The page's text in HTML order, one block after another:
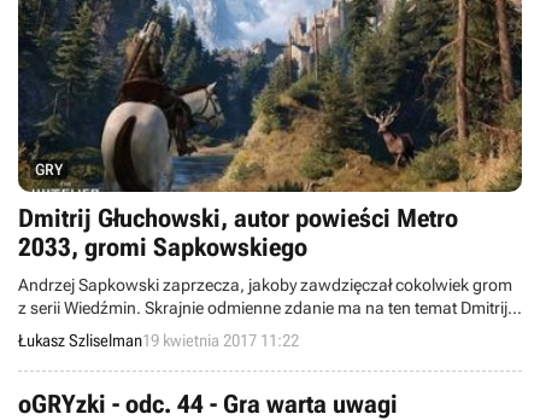
GRY
Dmitrij Głuchowski, autor powieści Metro
2033, gromi Sapkowskiego
Andrzej Sapkowski zaprzecza, jakoby zawdzięczał cokolwiek grom
z serii Wiedźmin. Skrajnie odmienne zdanie ma na ten temat Dmitrij
Głuchowski, autor powieści z serii Metro. Twierdzi, że polski pisarz,
podobnie jak on sam, nie byłby znany na świecie, gdyby nie
elektroniczne adaptacje.
Łukasz Szliselman19 kwietnia 2017 11:22
oGRYzki - odc. 44 - Gra warta uwagi